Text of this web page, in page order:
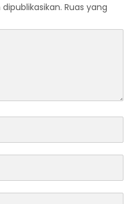
Ruas yang